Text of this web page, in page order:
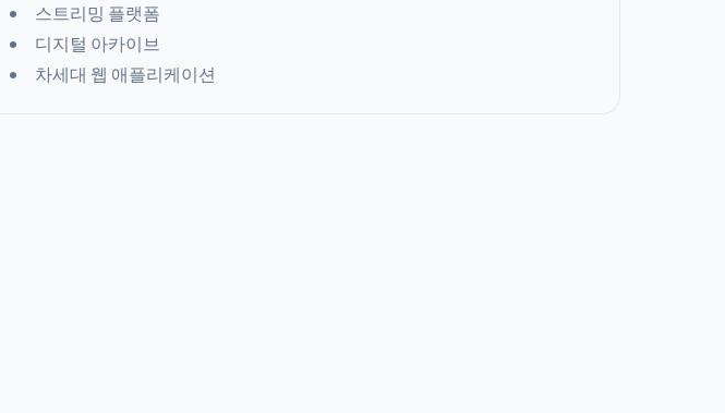
스트리밍 플랫폼
디지털 아카이브
차세대 웹 애플리케이션